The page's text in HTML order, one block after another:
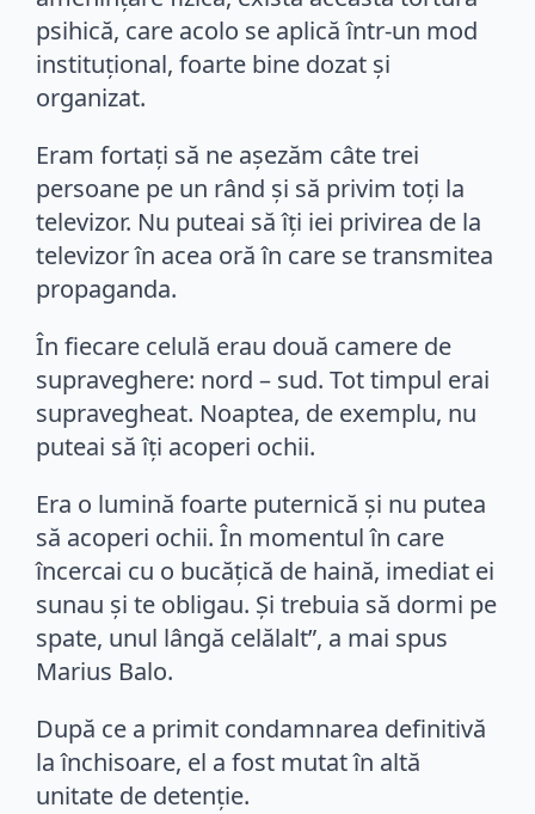
psihică, care acolo se aplică într-un mod
instituţional, foarte bine dozat şi
organizat.
Eram fortaţi să ne aşezăm câte trei
persoane pe un rând şi să privim toţi la
televizor. Nu puteai să îţi iei privirea de la
televizor în acea oră în care se transmitea
propaganda.
În fiecare celulă erau două camere de
supraveghere: nord – sud. Tot timpul erai
supravegheat. Noaptea, de exemplu, nu
puteai să îţi acoperi ochii.
Era o lumină foarte puternică şi nu putea
să acoperi ochii. În momentul în care
încercai cu o bucăţică de haină, imediat ei
sunau şi te obligau. Şi trebuia să dormi pe
spate, unul lângă celălalt”, a mai spus
Marius Balo.
După ce a primit condamnarea definitivă
la închisoare, el a fost mutat în altă
unitate de detenție.